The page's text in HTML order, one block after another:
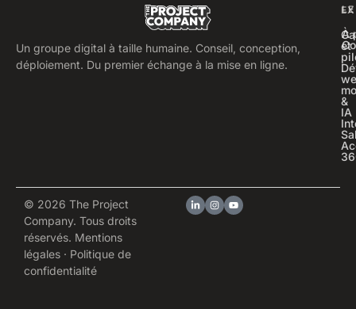
Un groupe digital à taille humaine. Conseil, conception,
déploiement. Du premier échange à la mise en ligne.
et
&
IA
À
© 2026 The Project
Company. Tous droits
réservés. Mentions
légales · Politique de
confidentialité